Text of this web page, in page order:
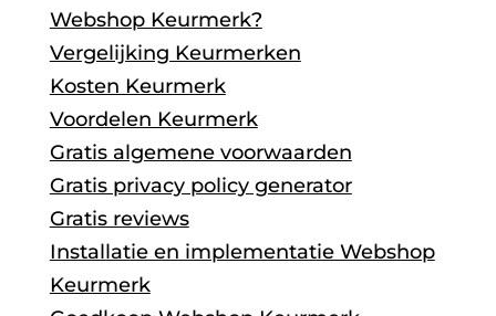
Webshop Keurmerk?
Vergelijking Keurmerken
Kosten Keurmerk
Voordelen Keurmerk
Gratis algemene voorwaarden
Gratis privacy policy generator
Gratis reviews
Installatie en implementatie Webshop
Keurmerk